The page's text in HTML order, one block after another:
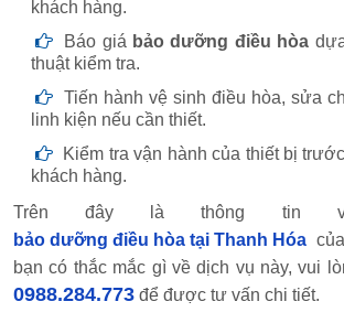
khách hàng.
Báo giá bảo dưỡng điều hòa
thuật kiểm tra.
Tiến hành vệ sinh điều hòa, sửa
linh kiện nếu cần thiết.
Kiểm tra vận hành của thiết bị
khách hàng.
Trên đây là thông tin
bảo dưỡng điều hòa tại Thanh Hóa
bạn có thắc mắc gì về dịch vụ này, vui
0988.284.773 để được tư vấn chi tiết.